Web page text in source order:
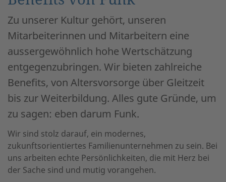
Zu unserer Kultur gehört, unseren
Mitarbeiterinnen und Mitarbeitern eine
aussergewöhnlich hohe Wertschätzung
entgegenzubringen. Wir bieten zahlreiche
Benefits, von Altersvorsorge über Gleitzeit
bis zur Weiterbildung. Alles gute Gründe, um
zu sagen: eben darum Funk.
Wir sind stolz darauf, ein modernes,
zukunftsorientiertes Familienunternehmen zu sein. Bei
uns arbeiten echte Persönlichkeiten, die mit Herz bei
der Sache sind und mutig vorangehen.